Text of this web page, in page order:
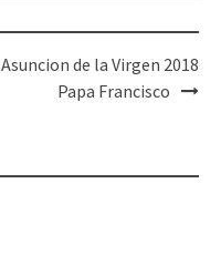
Asuncion de la Virgen 2018
Papa Francisco